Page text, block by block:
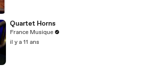
Quartet Horns
France Musique
il y a 11 ans